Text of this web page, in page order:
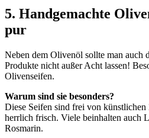
5. Handgemachte
pur
Neben dem Olivenöl sollte man auch
Produkte nicht außer Acht lassen!
Olivenseifen.
Warum sind sie besonders?
Diese Seifen sind frei von
herrlich frisch. Viele beinhalten auch
Rosmarin.